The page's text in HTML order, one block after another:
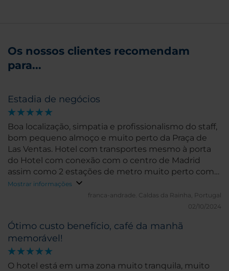
Os nossos clientes recomendam
para...
Estadia de negócios
Boa localização, simpatia e profissionalismo do staff,
bom pequeno almoço e muito perto da Praça de
Las Ventas. Hotel com transportes mesmo à porta
do Hotel com conexão com o centro de Madrid
assim como 2 estações de metro muito perto com
conexão com o aeroporto e o centro.
Mostrar informações
franca-andrade. Caldas da Rainha, Portugal
02/10/2024
Ótimo custo benefício, café da manhã
memorável!
O hotel está em uma zona muito tranquila, muito